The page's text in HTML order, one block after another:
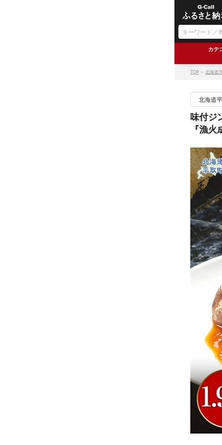
カテ
TOP ＞ 北海道
北海道
味付ジ
『漁